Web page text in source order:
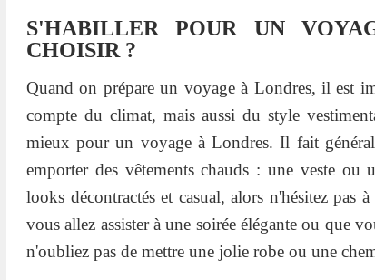
S'HABILLER POUR UN
CHOISIR ?
Quand on prépare un voyage à Londres, il est
compte du climat, mais aussi du style
mieux pour un voyage à Londres. Il fait
emporter des vêtements chauds : une veste
looks décontractés et casual, alors n'hésitez pas
vous allez assister à une soirée élégante ou que
n'oubliez pas de mettre une jolie robe ou une